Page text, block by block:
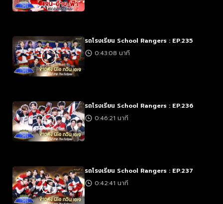
รถโรงเรียน School Rangers : EP.235
0:43:08 นาที
รถโรงเรียน School Rangers : EP.236
0:46:21 นาที
รถโรงเรียน School Rangers : EP.237
0:42:41 นาที